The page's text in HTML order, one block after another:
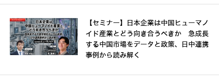
【セミナー】日本企業は中国ヒューマノ
イド産業とどう向き合うべきか 急成長
する中国市場をデータと政策、日中連携
事例から読み解く